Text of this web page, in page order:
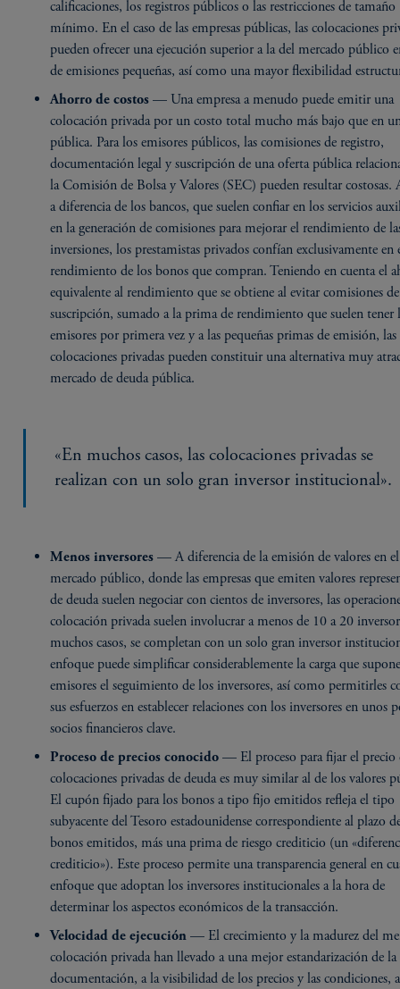
calificaciones, los registros públicos o las restricciones de tamaño
mínimo. En el caso de las empresas públicas, las colocaciones
pueden ofrecer una ejecución superior a la del mercado público
de emisiones pequeñas, así como una mayor flexibilidad
Ahorro de costos— Una empresa a menudo puede emitir una
colocación privada por un costo total mucho más bajo que en
pública. Para los emisores públicos, las comisiones de registro,
documentación legal y suscripción de una oferta pública
la Comisión de Bolsa y Valores (SEC) pueden resultar costosas.
a diferencia de los bancos, que suelen confiar en los servicios
en la generación de comisiones para mejorar el rendimiento de
inversiones, los prestamistas privados confían exclusivamente en
rendimiento de los bonos que compran. Teniendo en cuenta el
equivalente al rendimiento que se obtiene al evitar comisiones de
suscripción, sumado a la prima de rendimiento que suelen tener
emisores por primera vez y a las pequeñas primas de emisión, las
colocaciones privadas pueden constituir una alternativa muy
mercado de deuda pública.
«En muchos casos, las colocaciones privadas se
realizan con un solo gran inversor institucional».
Menos inversores — A diferencia de la emisión de valores en el
mercado público, donde las empresas que emiten valores
de deuda suelen negociar con cientos de inversores, las
colocación privada suelen involucrar a menos de 10 a 20
muchos casos, se completan con un solo gran inversor
enfoque puede simplificar considerablemente la carga que
emisores el seguimiento de los inversores, así como permitirles
sus esfuerzos en establecer relaciones con los inversores en unos
socios financieros clave.
Proceso de precios conocido — El proceso para fijar el precio
colocaciones privadas de deuda es muy similar al de los valores
El cupón fijado para los bonos a tipo fijo emitidos refleja el tipo
subyacente del Tesoro estadounidense correspondiente al plazo
bonos emitidos, más una prima de riesgo crediticio (un
crediticio»). Este proceso permite una transparencia general en
enfoque que adoptan los inversores institucionales a la hora de
determinar los aspectos económicos de la transacción.
Velocidad de ejecución — El crecimiento y la madurez del
colocación privada han llevado a una mejor estandarización de la
documentación, a la visibilidad de los precios y las condiciones,